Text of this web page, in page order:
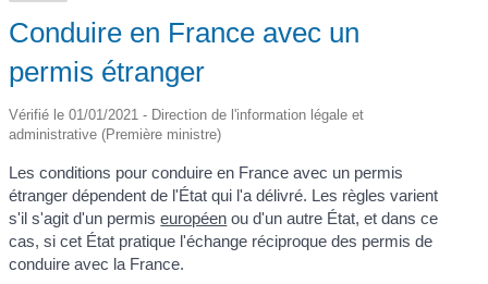
Conduire en France avec un
permis étranger
Vérifié le 01/01/2021 - Direction de l'information légale et
administrative (Première ministre)
Les conditions pour conduire en France avec un permis
étranger dépendent de l'État qui l'a délivré. Les règles varient
s'il s'agit d'un permiseuropéen ou d'un autre État, et dans ce
cas, si cet État pratique l'échange réciproque des permis de
conduire avec la France.